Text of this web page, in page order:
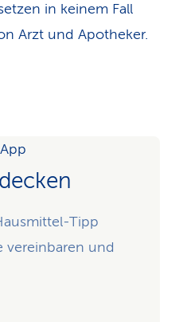
in keinem Fall
Arzt und Apotheker.
Tipp
vereinbaren und